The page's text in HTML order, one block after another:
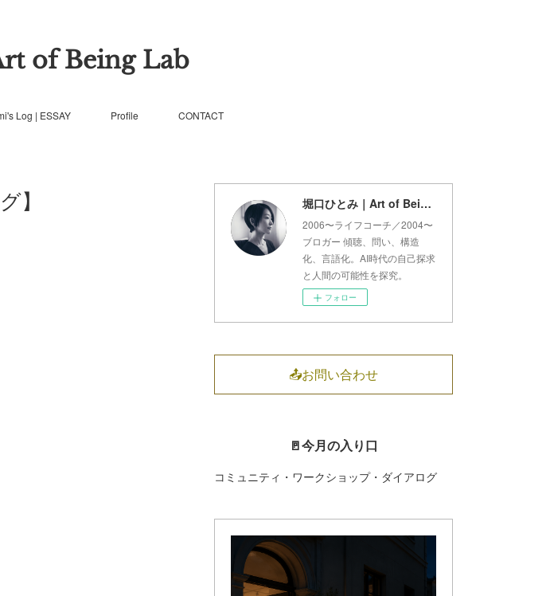
of Being Lab
Log | ESSAY Profile CONTACT
】 堀口ひとみ｜Art of Being Lab
2006〜ライフコーチ／2004〜
ブロガー 傾聴、問い、構造
化、言語化。AI時代の自己探求
と人間の可能性を探究。
フォロー
📤お問い合わせ
🚪今月の入り口
コミュニティ・ワークショップ・ダイアログ